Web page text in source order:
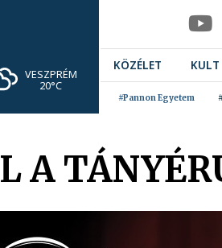
VESZPRÉM
20°C
KÖZÉLET KULT
#Pannon Egyetem
A